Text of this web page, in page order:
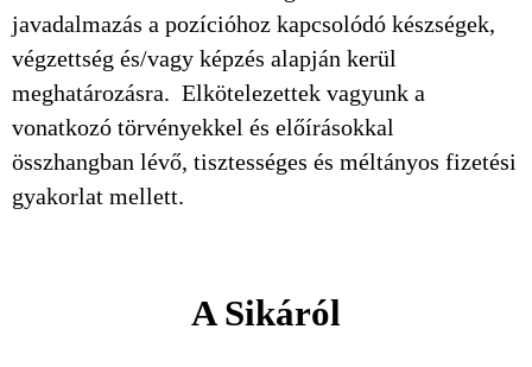
javadalmazás a pozícióhoz kapcsolódó készségek,
végzettség és/vagy képzés alapján kerül
meghatározásra. Elkötelezettek vagyunk a
vonatkozó törvényekkel és előírásokkal
összhangban lévő, tisztességes és méltányos fizetési
gyakorlat mellett.
A Sikáról